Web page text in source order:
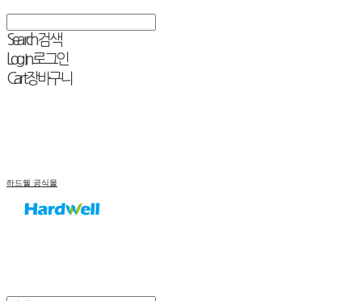
Search검색
Log In로그인
Cart장바구니
하드웰 공식몰